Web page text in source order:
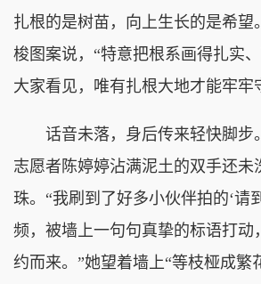
扎根的是树苗，向上生长的是希望
梭图案说，“特意把根系画得扎实
大家看见，唯有扎根大地才能牢牢
话音未落，身后传来轻快脚步
志愿者陈婷婷沾满泥土的双手还未
珠。“我刷到了好多小伙伴拍的‘请
频，被墙上一句句真挚的标语打动
约而来。”她望着墙上“等枝桠成繁